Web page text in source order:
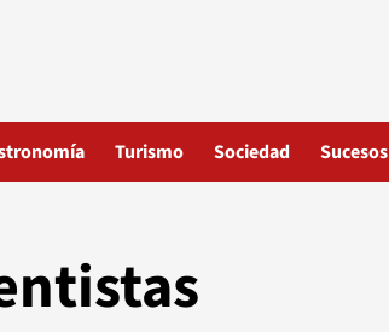
Turismo Sociedad Sucesos